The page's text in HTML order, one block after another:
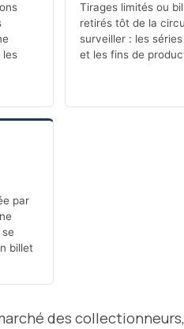
les
Tirages limités ou
retirés tôt de la
surveiller : les
et les fins de
par
billet
des